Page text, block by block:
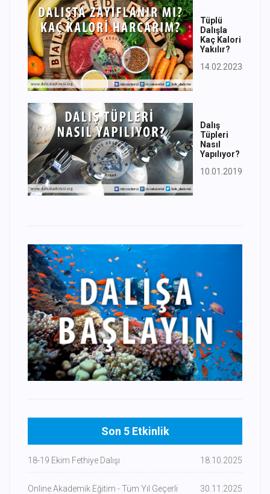
Tüplü
Dalışla
Kaç Kalori
Yakılır?
14.02.2023
Dalış
Tüpleri
Nasıl
Yapılıyor?
10.01.2019
Son 5 Etkinlik
18-19 Ekim Fethiye Dalışı 18.10.2025
Online Akademik Eğitim - Tüm Yıl Geçerli 30.11.2025